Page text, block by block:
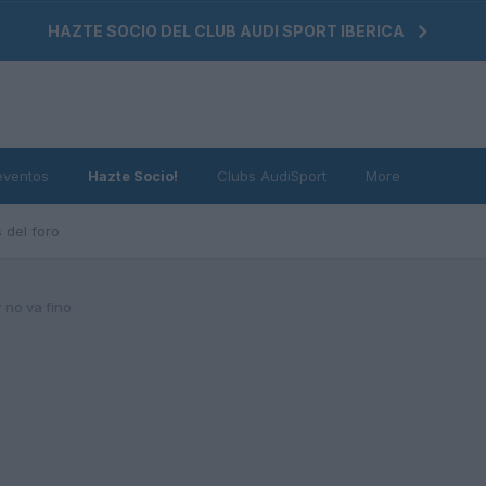
HAZTE SOCIO DEL CLUB AUDI SPORT IBERICA
del foro
Hazte Socio! Clubs AudiSport More